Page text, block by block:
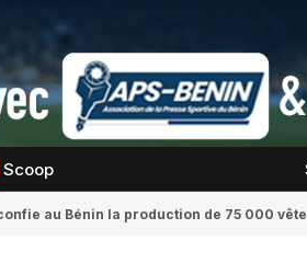
Scoop
au Bénin la production de 75 000